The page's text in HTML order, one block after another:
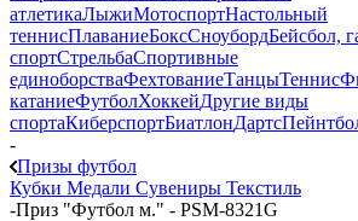
атлетикаЛыжиМотоспортНастольный
теннисПлаваниеБоксСноубордБейсбол,
спортСтрельбаСпортивные
единоборстваФехтованиеТанцыТеннис
катаниеФутболХоккейДругие виды
спортаКиберспортБиатлонДартс
-
Призы футбол
Кубки Медали Сувениры Текстиль
-Приз "Футбол м." - PSM-8321G